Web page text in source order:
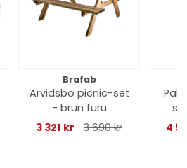
Brafab
Arvidsbo picnic-set
- brun furu
3 321 kr
3 690 kr
4